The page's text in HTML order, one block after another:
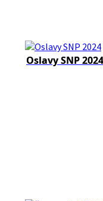
Oslavy SNP 2024